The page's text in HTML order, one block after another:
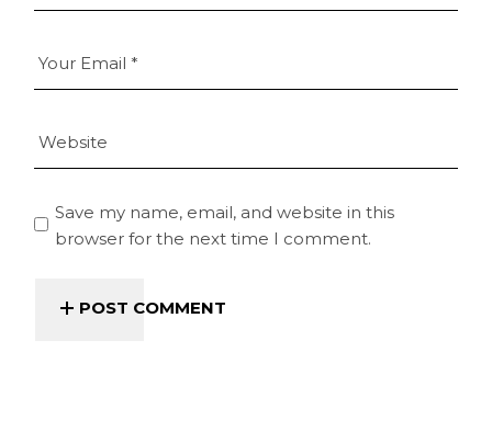
Save my name, email, and website in this
browser for the next time I comment.
POST COMMENT